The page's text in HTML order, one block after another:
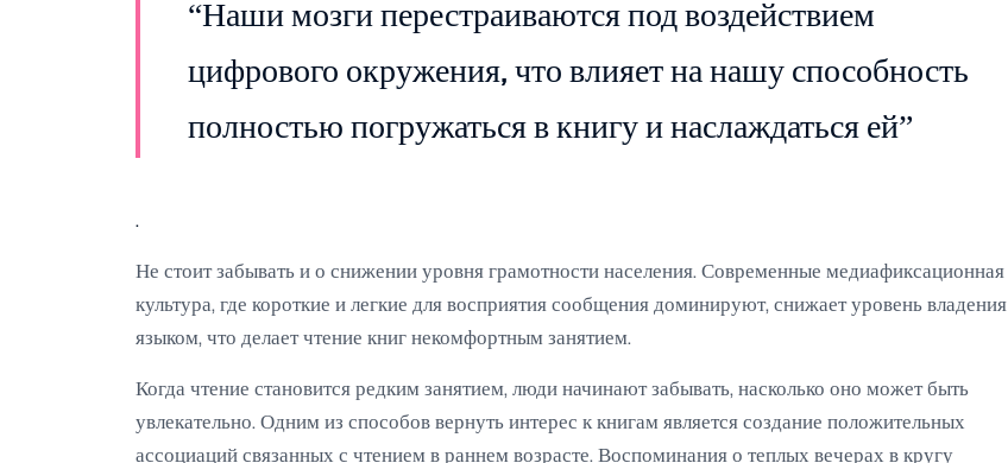
“Наши мозги перестраиваются под воздействием
цифрового окружения, что влияет на нашу способность
полностью погружаться в книгу и наслаждаться ей”
.
Не стоит забывать и о снижении уровня грамотности населения. Современные медиафиксационная
культура, где короткие и легкие для восприятия сообщения доминируют, снижает уровень владения
языком, что делает чтение книг некомфортным занятием.
Когда чтение становится редким занятием, люди начинают забывать, насколько оно может быть
увлекательно. Одним из способов вернуть интерес к книгам является создание положительных
ассоциаций связанных с чтением в раннем возрасте. Воспоминания о теплых вечерах в кругу